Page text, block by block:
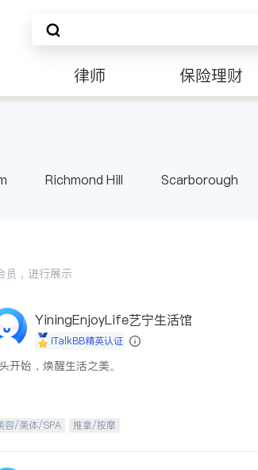
律师 保险理财
Richmond Hill Scarborough
员，进行展示
YiningEnjoyLife艺宁生活馆
iTalkBB精英认证
开始，焕醒生活之美。
容/美体/SPA 推拿/按摩